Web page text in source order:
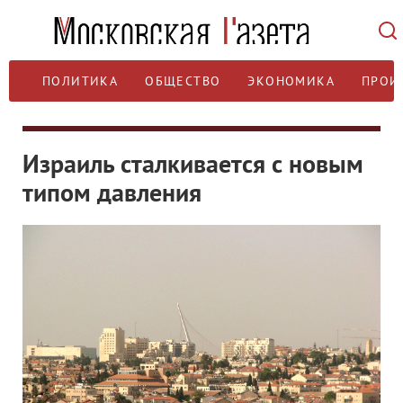
ПОЛИТИКА ОБЩЕСТВО ЭКОНОМИКА
Израиль сталкивается с новым
типом давления